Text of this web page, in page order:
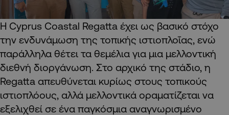
Η Cyprus Coastal Regatta έχει ως βασικό στόχο
την ενδυνάμωση της τοπικής ιστιοπλοΐας, ενώ
παράλληλα θέτει τα θεμέλια για μια μελλοντική
διεθνή διοργάνωση. Στο αρχικό της στάδιο, η
Regatta απευθύνεται κυρίως στους τοπικούς
ιστιοπλόους, αλλά μελλοντικά οραματίζεται να
εξελιχθεί σε ένα παγκόσμια αναγνωρισμένο